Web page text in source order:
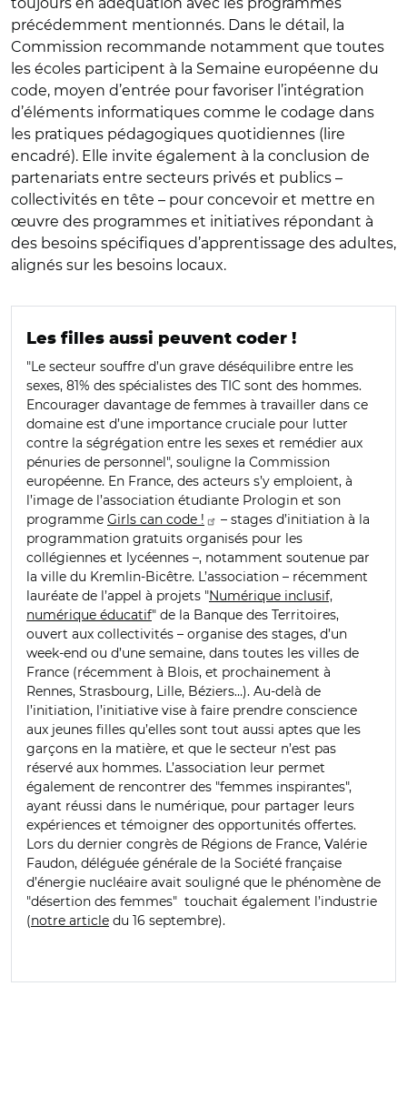
précédemment mentionnés. Dans le détail, la
Commission recommande notamment que toutes
les écoles participent à la Semaine européenne du
code, moyen d’entrée pour favoriser l’intégration
d’éléments informatiques comme le codage dans
les pratiques pédagogiques quotidiennes (lire
encadré). Elle invite également à la conclusion de
partenariats entre secteurs privés et publics –
collectivités en tête – pour concevoir et mettre en
œuvre des programmes et initiatives répondant à
des besoins spécifiques d’apprentissage des adultes,
alignés sur les besoins locaux.
Les filles aussi peuvent coder !
"Le secteur souffre d’un grave déséquilibre entre les
sexes, 81% des spécialistes des TIC sont des hommes.
Encourager davantage de femmes à travailler dans ce
domaine est d’une importance cruciale pour lutter
contre la ségrégation entre les sexes et remédier aux
pénuries de personnel", souligne la Commission
européenne. En France, des acteurs s’y emploient, à
l’image de l’association étudiante Prologin et son
programme Girls can code !
– stages d’initiation à la
programmation gratuits organisés pour les
collégiennes et lycéennes –, notamment soutenue par
la ville du Kremlin-Bicêtre. L’association – récemment
lauréate de l’appel à projets "Numérique inclusif,
numérique éducatif" de la Banque des Territoires,
ouvert aux collectivités – organise des stages, d’un
week-end ou d’une semaine, dans toutes les villes de
France (récemment à Blois, et prochainement à
Rennes, Strasbourg, Lille, Béziers…). Au-delà de
l’initiation, l’initiative vise à faire prendre conscience
aux jeunes filles qu’elles sont tout aussi aptes que les
garçons en la matière, et que le secteur n’est pas
réservé aux hommes. L’association leur permet
également de rencontrer des "femmes inspirantes",
ayant réussi dans le numérique, pour partager leurs
expériences et témoigner des opportunités offertes.
Lors du dernier congrès de Régions de France, Valérie
Faudon, déléguée générale de la Société française
d’énergie nucléaire avait souligné que le phénomène de
"désertion des femmes" touchait également l’industrie
(notre article du 16 septembre).